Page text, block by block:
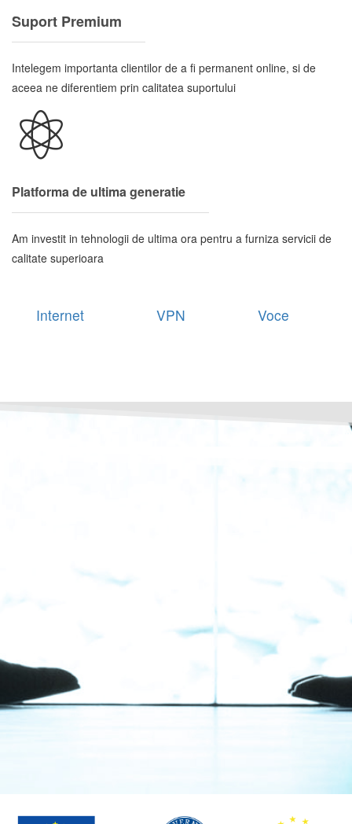
Suport Premium
Intelegem importanta clientilor de a fi permanent online, si de
aceea ne diferentiem prin calitatea suportului
Platforma de ultima generatie
Am investit in tehnologii de ultima ora pentru a furniza servicii de
calitate superioara
Internet VPN Voce